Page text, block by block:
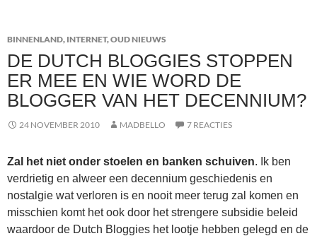
BINNENLAND, INTERNET,OUD NIEUWS
DE DUTCH BLOGGIES STOPPEN
ER MEE EN WIE WORD DE
BLOGGER VAN HET DECENNIUM?
24 NOVEMBER 2010 MADBELLO 7 REACTIES
Zal het niet onder stoelen en banken schuiven. Ik ben
verdrietig en alweer een decennium geschiedenis en
nostalgie wat verloren is en nooit meer terug zal komen en
misschien komt het ook door het strengere subsidie beleid
waardoor de Dutch Bloggies het lootje hebben gelegd en de